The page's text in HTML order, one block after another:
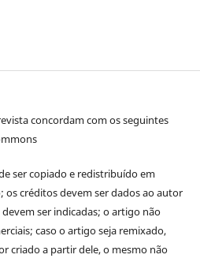
concordam com os seguintes
ser copiado e redistribuído em
créditos devem ser dados ao autor
ser indicadas; o artigo não
caso o artigo seja remixado,
criado a partir dele, o mesmo não